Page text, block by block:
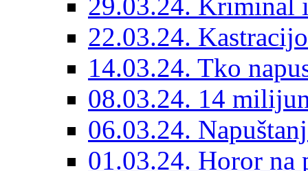
22.03.24.
14.03.24. Tko
08.03.24. 14
06.03.24.
01.03.24. Horor na